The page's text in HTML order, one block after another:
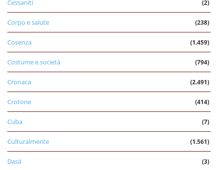
Cessaniti (2)
Corpo e salute (238)
Cosenza (1.459)
Costume e società (794)
Cronaca (2.491)
Crotone (414)
Cuba (7)
Culturalmente (1.561)
Dasà (3)